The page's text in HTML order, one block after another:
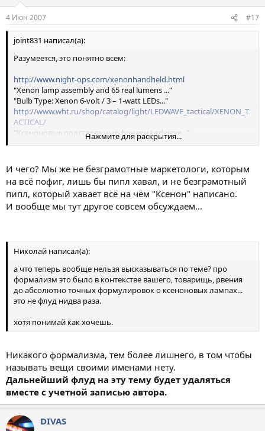
4 Июн 2007 #17
joint831 написал(а):
Разумеется, это понятно всем:
http://www.night-ops.com/xenonhandheld.html
"Xenon lamp assembly and 65 real lumens ..."
"Bulb Type: Xenon 6-volt / 3 – 1-watt LEDs..."
http://www.wht.ru/shop/catalog/light/LEDWAVE_tactical/XENON_T
ACTICAL/
"Ксеноновые подствольные фонари Ledwave..."
"Ксеноновая лампа 6V (6 Вольт) мощностью 65 Люменов..."
"Тип лампы: Ксенон ..."
http://www.flashlightreviews.com/reviews/pelican_m6.htm
"Bulb Type ................................. High pressure xenon..."
Ну и до кучи, попробуйте вот здесьhttp://www.surefire.com
в поле Search ввести "xenon bulb"
Нажмите для раскрытия...
И чего? Мы же не безграмотные маркетологи, которым
на всё пофиг, лишь бы пипл хавал, и не безграмотный
пипл, который хавает всё на чём "Ксенон" написано.
И вообще мы тут другое совсем обсуждаем...
Николай написал(а):
а что теперь вообще нельзя высказываться по теме? про
формализм это было в контекстве вашего, товарищь, рвения
до абсолютно точных формулировок о ксеноновых лампах...
это не флуд нидва раза.
хотя понимай как хочешь.
Никакого формализма, тем более лишнего, в том чтобы
называть вещи своими именами нету.
Дальнейший флуд на эту тему будет удаляться
вместе с учетной записью автора.
DIVAS